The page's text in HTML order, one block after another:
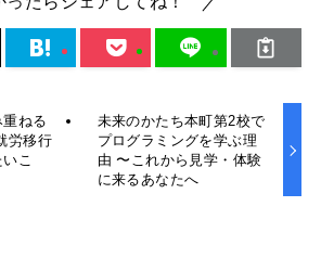
ねる
労移行
こ
未来のかたち本町第2校で
プログラミングを学ぶ理
由 〜これから見学・体験
に来るあなたへ